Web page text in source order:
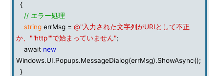
{
// エラー処理
string errMsg = @"入力された文字列がURIとして不正
か、""http""で始まっていません";
await new
Windows.UI.Popups.MessageDialog(errMsg).ShowAsync();
}